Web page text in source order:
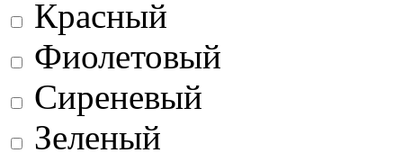
Красный
Фиолетовый
Сиреневый
Зеленый